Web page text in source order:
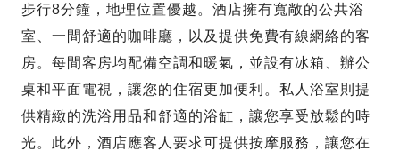
步行8分鐘，地理位置優越。酒店擁有寬敞的公共浴
室、一間舒適的咖啡廳，以及提供免費有線網絡的客
房。每間客房均配備空調和暖氣，並設有冰箱、辦公
桌和平面電視，讓您的住宿更加便利。私人浴室則提
供精緻的洗浴用品和舒適的浴缸，讓您享受放鬆的時
光。此外，酒店應客人要求可提供按摩服務，讓您在